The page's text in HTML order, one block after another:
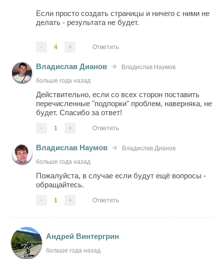
Если просто создать страницы и ничего с ними не
делать - результата не будет.
- 4 + Ответить
Владислав Дианов
Владислав Наумов
больше года назад
Действительно, если со всех сторон поставить
перечисленные "подпорки" проблем, наверняка, не
будет. Спасибо за ответ!
- 1 + Ответить
Владислав Наумов
Владислав Дианов
больше года назад
Пожалуйста, в случае если будут ещё вопросы -
обращайтесь.
- 1 + Ответить
Андрей Винтергрин
больше года назад